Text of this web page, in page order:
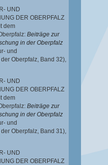
UND
DER OBERPFALZ
dem
Beiträge zur
in der Oberpfalz
und
Oberpfalz, Band 32),
UND
DER OBERPFALZ
dem
Beiträge zur
in der Oberpfalz
und
Oberpfalz, Band 31),
UND
DER OBERPFALZ